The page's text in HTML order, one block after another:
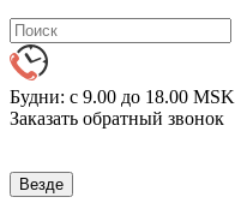
Будни: с 9.00 до 18.00 MSK
Заказать обратный звонок
Везде